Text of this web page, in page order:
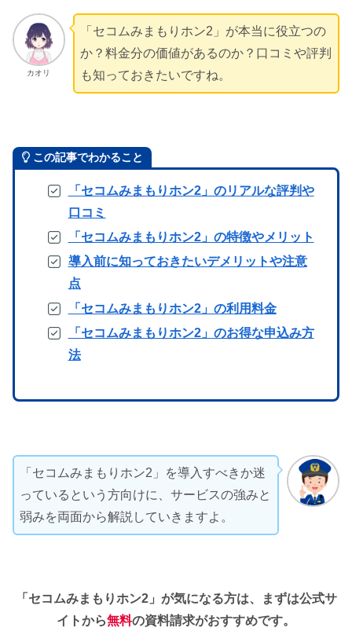
カオリ
「セコムみまもりホン2」が本当に役立つの
か？料金分の価値があるのか？口コミや評判
も知っておきたいですね。
この記事でわかること
「セコムみまもりホン2」のリアルな評判や
口コミ
「セコムみまもりホン2」の特徴やメリット
導入前に知っておきたいデメリットや注意
点
「セコムみまもりホン2」の利用料金
「セコムみまもりホン2」のお得な申込み方
法
「セコムみまもりホン2」を導入すべきか迷
っているという方向けに、サービスの強みと
弱みを両面から解説していきますよ。
「セコムみまもりホン2」が気になる方は、まずは公式サ
イトから無料の資料請求がおすすめです。